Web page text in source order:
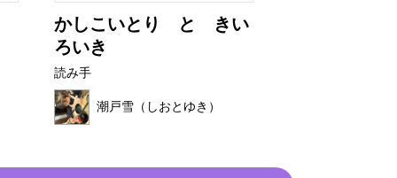
かしこいとり と きい
ろいき
読み手
潮戸雪（しおとゆき）